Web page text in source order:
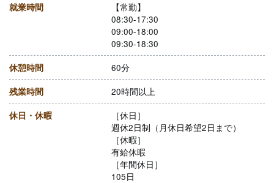
就業時間
【常勤】
08:30-17:30
09:00-18:00
09:30-18:30
休憩時間 60分
残業時間 20時間以上
休日・休暇
［休日］
週休2日制（月休日希望2日まで）
［休暇］
有給休暇
［年間休日］
105日